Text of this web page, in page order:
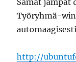
Samat jampat
Työryhmä-
http://